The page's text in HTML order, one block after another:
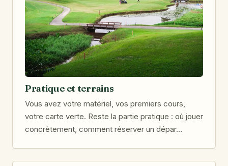
Pratique et terrains
Vous avez votre matériel, vos premiers cours,
votre carte verte. Reste la partie pratique : où jouer
concrètement, comment réserver un dépar…